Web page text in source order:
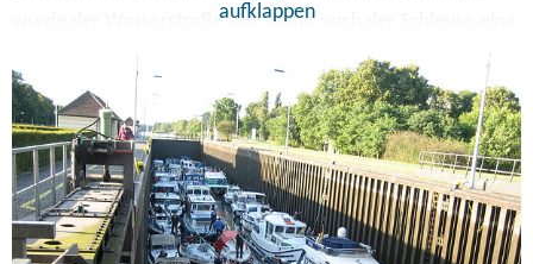
wurde der Wasserstraße und damit auch der Schleuse eine
besondere Bedeutung zugemessen – sie sollten beim Bau
der geplanten Reichshauptstadt Germania für den
Transport von Gütern dienen. Der Bau der größeren
Schleuse wurde 1940 fertiggestellt. Die erste Schleuse aus
dem Jahr 1910 ist inzwischen stillgelegt.
aufklappen